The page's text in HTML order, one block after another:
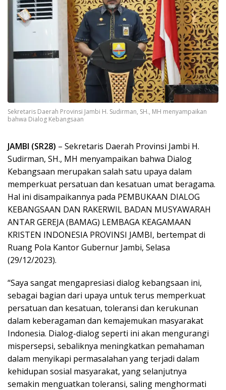
Sekretaris Daerah Provinsi Jambi H. Sudirman, SH., MH menyampaikan
bahwa Dialog Kebangsaan
JAMBI (SR28) – Sekretaris Daerah Provinsi Jambi H.
Sudirman, SH., MH menyampaikan bahwa Dialog
Kebangsaan merupakan salah satu upaya dalam
memperkuat persatuan dan kesatuan umat beragama.
Hal ini disampaikannya pada PEMBUKAAN DIALOG
KEBANGSAAN DAN RAKERWIL BADAN MUSYAWARAH
ANTAR GEREJA (BAMAG) LEMBAGA KEAGAMAAN
KRISTEN INDONESIA PROVINSI JAMBI, bertempat di
Ruang Pola Kantor Gubernur Jambi, Selasa
(29/12/2023).
“Saya sangat mengapresiasi dialog kebangsaan ini,
sebagai bagian dari upaya untuk terus memperkuat
persatuan dan kesatuan, toleransi dan kerukunan
dalam keberagaman dan kemajemukan masyarakat
Indonesia. Dialog-dialog seperti ini akan mengurangi
mispersepsi, sebaliknya meningkatkan pemahaman
dalam menyikapi permasalahan yang terjadi dalam
kehidupan sosial masyarakat, yang selanjutnya
semakin menguatkan toleransi, saling menghormati